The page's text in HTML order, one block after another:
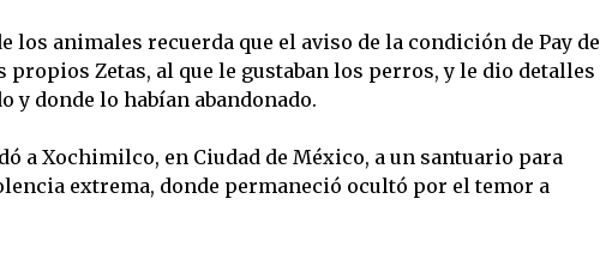
los animales recuerda que el aviso de la condición de Pay de
propios Zetas, al que le gustaban los perros, y le dio detalles
y donde lo habían abandonado.
a Xochimilco, en Ciudad de México, a un santuario para
extrema, donde permaneció ocultó por el temor a